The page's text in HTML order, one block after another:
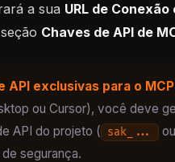
a sua URL de
Chaves de API de
API exclusivas para o MCP
ou Cursor), você deve
API do projeto (
sak_...
segurança.